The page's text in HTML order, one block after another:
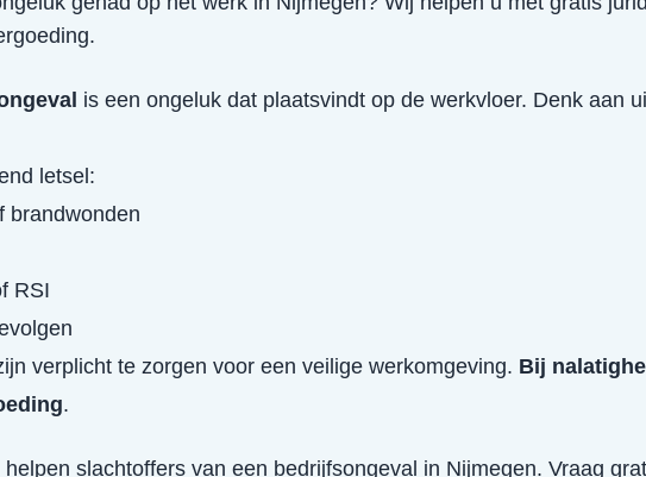
is een ongeluk dat plaatsvindt op de werkvloer. Denk aan
letsel:
brandwonden
RSI
verplicht te zorgen voor een veilige werkomgeving. Bij
.
slachtoffers van een bedrijfsongeval in Nijmegen. Vraag